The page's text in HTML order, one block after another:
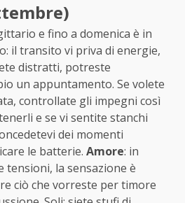
e fino a domenica è in
il transito vi priva di energie,
distratti, potreste
un appuntamento. Se volete
controllate gli impegni così
e se vi sentite stanchi
dei momenti
le batterie. Amore: in
tensioni, la sensazione è
ciò che vorreste per timore